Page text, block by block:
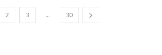
2 3 ... 30